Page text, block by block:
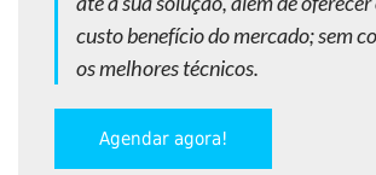
custo benefício do mercado; sem
os melhores técnicos.
Agendar agora!